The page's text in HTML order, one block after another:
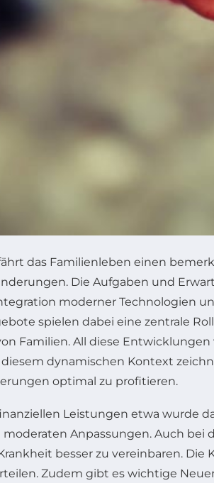
das Familienleben einen
Die Aufgaben und
moderner Technologien
spielen dabei eine zentrale
Familien. All diese
diesem dynamischen Kontext
optimal zu profitieren.
Leistungen etwa wurde
Anpassungen. Auch bei
besser zu vereinbaren.
Zudem gibt es wichtige